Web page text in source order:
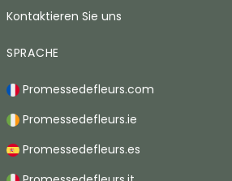
Kontaktieren Sie uns
SPRACHE
Promessedefleurs.com
Promessedefleurs.ie
Promessedefleurs.es